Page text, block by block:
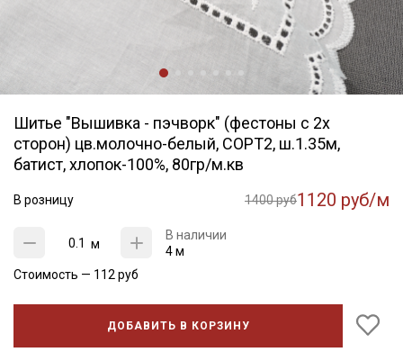
Шитье "Вышивка - пэчворк" (фестоны с 2х
сторон) цв.молочно-белый, СОРТ2, ш.1.35м,
батист, хлопок-100%, 80гр/м.кв
В розницу 1400 руб1120 руб/м
м
В наличии
4 м
Стоимость — 112 руб
ДОБАВИТЬ В КОРЗИНУ